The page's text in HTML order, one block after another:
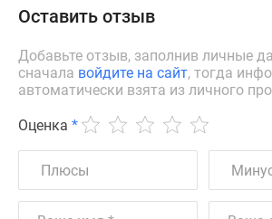
Оставить отзыв
Добавьте отзыв, заполнив личные
сначала войдите на сайт, тогда
автоматически взята из личного
Оценка *